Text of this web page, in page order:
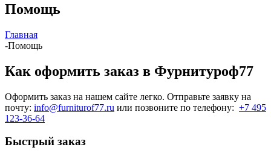
Помощь
Главная
-Помощь
Как оформить заказ в Фурнитуроф77
Оформить заказ на нашем сайте легко. Отправьте заявку на
почту: info@furniturof77.ru или позвоните по телефону: +7 495
123-36-64
Быстрый заказ